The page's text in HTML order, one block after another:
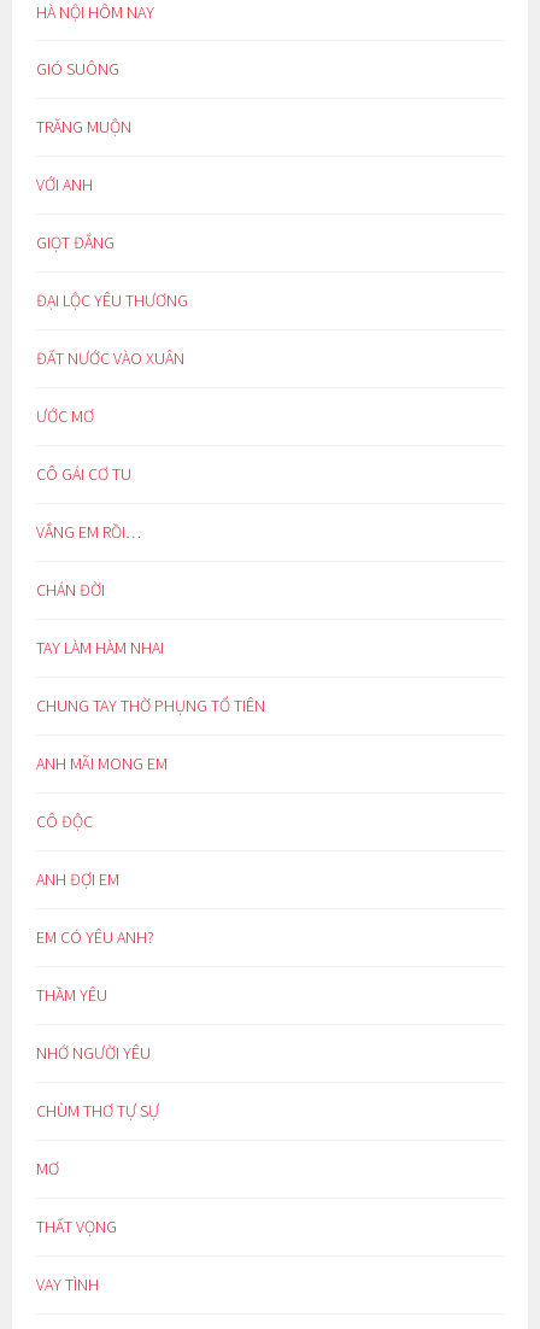
HÀ NỘI HÔM NAY
GIÓ SUÔNG
TRĂNG MUỘN
VỚI ANH
GIỌT ĐẮNG
ĐẠI LỘC YÊU THƯƠNG
ĐẤT NƯỚC VÀO XUÂN
ƯỚC MƠ
CÔ GÁI CƠ TU
VẮNG EM RỒI…
CHÁN ĐỜI
TAY LÀM HÀM NHAI
CHUNG TAY THỜ PHỤNG TỔ TIÊN
ANH MÃI MONG EM
CÔ ĐỘC
ANH ĐỢI EM
EM CÓ YÊU ANH?
THẦM YÊU
NHỚ NGƯỜI YÊU
CHÙM THƠ TỰ SỰ
MƠ
THẤT VỌNG
VAY TÌNH